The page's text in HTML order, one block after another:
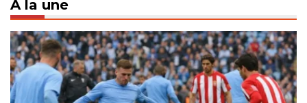
À la une